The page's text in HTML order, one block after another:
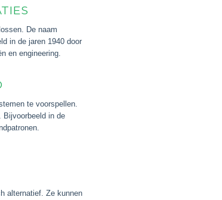
De naam
in de jaren 1940 door
en engineering.
te voorspellen.
Bijvoorbeeld in de
alternatief. Ze kunnen